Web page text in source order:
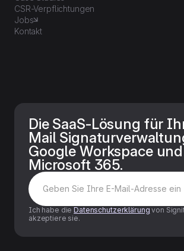
CSR-Verpflichtungen
Jobs
Kontakt
Die SaaS-Lösung für
Mail
Google Workspace und
Microsoft 365.
Ich habe dieDatenschutzerklärung von
akzeptiere sie.